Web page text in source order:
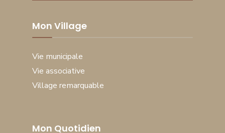
Mon Village
Vie municipale
Vie associative
Village remarquable
Mon Quotidien